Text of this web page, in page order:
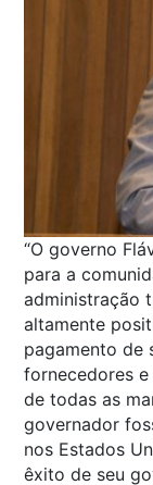
“O governo
para a
administração
altamente
pagamento de
fornecedores
de todas as
governador
nos Estados
êxito de seu